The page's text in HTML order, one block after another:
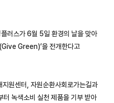
러스가 6월 5일 환경의 날을 맞아
Green)’을 전개한다고
원센터, 자원순환사회로가는길과
녹색소비 실천 제품을 기부 받아